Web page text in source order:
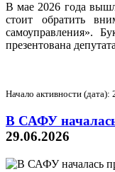
В мае 2026 года
стоит обратить
самоуправления».
презентована
Начало активности
В САФУ
29.06.2026